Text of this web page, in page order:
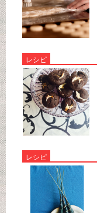
レシピ
レシピ